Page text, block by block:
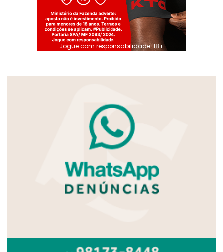
Jogue com responsabilidade. 18+